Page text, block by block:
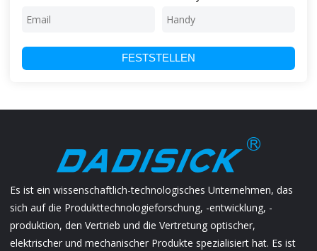
FESTSTELLEN
Es ist ein wissenschaftlich-technologisches Unternehmen, das
sich auf die Produkttechnologieforschung, -entwicklung, -
produktion, den Vertrieb und die Vertretung optischer,
elektrischer und mechanischer Produkte spezialisiert hat. Es ist